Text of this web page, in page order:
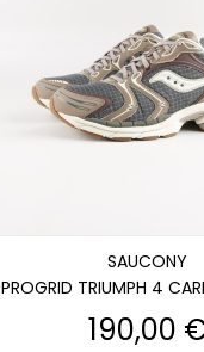
SAUCONY
PROGRID TRIUMPH 4
Prix
190,00